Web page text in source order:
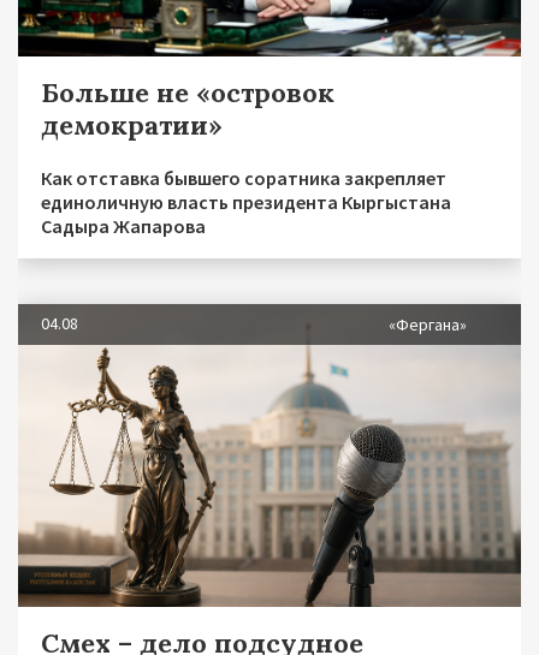
Больше не «островок
демократии»
Как отставка бывшего соратника закрепляет
единоличную власть президента Кыргыстана
Садыра Жапарова
04.08 «Фергана»
Смех – дело подсудное